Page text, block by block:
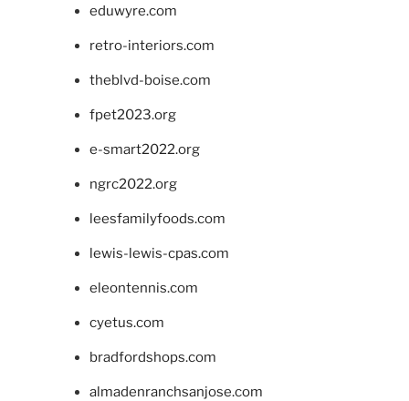
eduwyre.com
retro-interiors.com
theblvd-boise.com
fpet2023.org
e-smart2022.org
ngrc2022.org
leesfamilyfoods.com
lewis-lewis-cpas.com
eleontennis.com
cyetus.com
bradfordshops.com
almadenranchsanjose.com